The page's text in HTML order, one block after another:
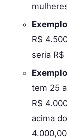
R$
seria
tem 25
R$
acima